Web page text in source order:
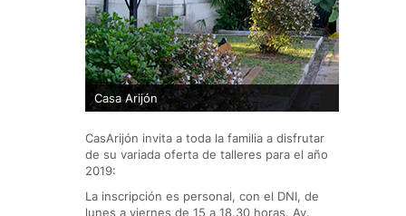
Casa Arijón
CasArijón invita a toda la familia a disfrutar
de su variada oferta de talleres para el año
2019:
La inscripción es personal, con el DNI, de
lunes a viernes de 15 a 18.30 horas. Av.